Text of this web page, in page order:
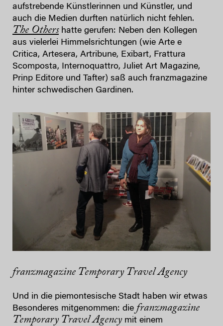
aufstrebende Künstlerinnen und Künstler, und
auch die Medien durften natürlich nicht fehlen.
The Othershatte gerufen: Neben den Kollegen
aus vielerlei Himmelsrichtungen (wie Arte e
Critica, Artesera, Artribune, Exibart, Frattura
Scomposta, Internoquattro, Juliet Art Magazine,
Prinp Editore und Tafter) saß auch franzmagazine
hinter schwedischen Gardinen.
franzmagazine Temporary Travel Agency
Und in die piemontesische Stadt haben wir etwas
Besonderes mitgenommen: die franzmagazine
Temporary Travel Agencymit einem